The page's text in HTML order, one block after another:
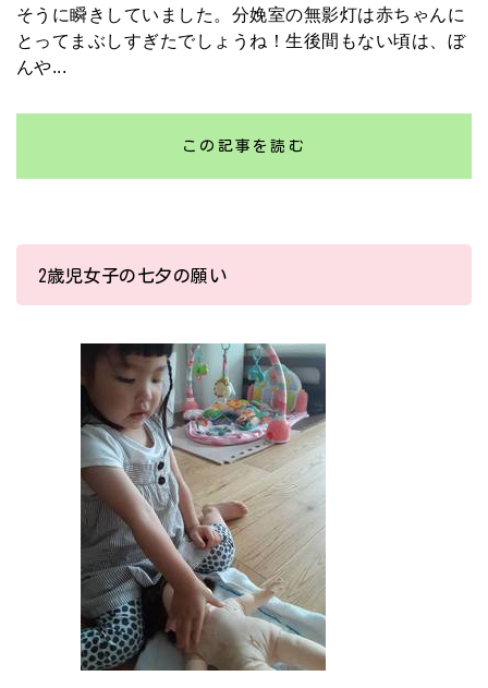
そうに瞬きしていました。分娩室の無影灯は赤ちゃんに
とってまぶしすぎたでしょうね！生後間もない頃は、ぼ
んや...
この記事を読む
2歳児女子の七夕の願い